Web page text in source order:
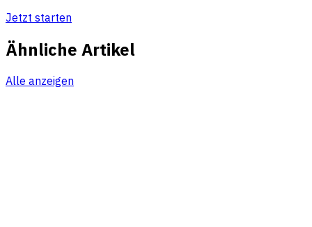
Jetzt starten
Ähnliche Artikel
Alle anzeigen